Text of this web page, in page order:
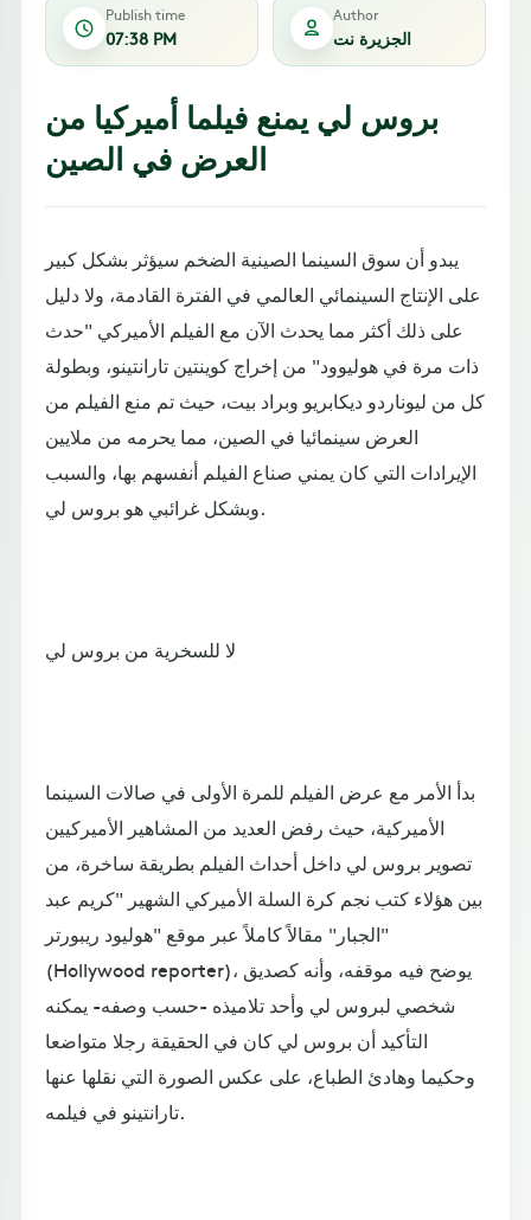
Publish time
07:38 PM
Author
الجزيرة نت
بروس لي يمنع فيلما أميركيا من
العرض في الصين
يبدو أن سوق السينما الصينية الضخم سيؤثر بشكل كبير
على الإنتاج السينمائي العالمي في الفترة القادمة، ولا دليل
على ذلك أكثر مما يحدث الآن مع الفيلم الأميركي "حدث
ذات مرة في هوليوود" من إخراج كوينتين تارانتينو، وبطولة
كل من ليوناردو ديكابريو وبراد بيت، حيث تم منع الفيلم من
العرض سينمائيا في الصين، مما يحرمه من ملايين
الإيرادات التي كان يمني صناع الفيلم أنفسهم بها، والسبب
وبشكل غرائبي هو بروس لي.
لا للسخرية من بروس لي
بدأ الأمر مع عرض الفيلم للمرة الأولى في صالات السينما
الأميركية، حيث رفض العديد من المشاهير الأميركيين
تصوير بروس لي داخل أحداث الفيلم بطريقة ساخرة، من
بين هؤلاء كتب نجم كرة السلة الأميركي الشهير "كريم عبد
الجبار" مقالاً كاملاً عبر موقع "هوليود ريبورتر"
(Hollywood reporter)، يوضح فيه موقفه، وأنه كصديق
شخصي لبروس لي وأحد تلاميذه -حسب وصفه- يمكنه
التأكيد أن بروس لي كان في الحقيقة رجلا متواضعا
وحكيما وهادئ الطباع، على عكس الصورة التي نقلها عنها
تارانتينو في فيلمه.